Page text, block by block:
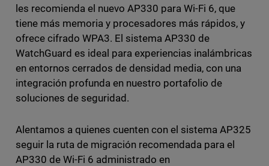
les recomienda el nuevo AP330 para Wi-Fi 6, que
tiene más memoria y procesadores más rápidos, y
ofrece cifrado WPA3. El sistema AP330 de
WatchGuard es ideal para experiencias inalámbricas
en entornos cerrados de densidad media, con una
integración profunda en nuestro portafolio de
soluciones de seguridad.
Alentamos a quienes cuenten con el sistema AP325
seguir la ruta de migración recomendada para el
AP330 de Wi-Fi 6 administrado en